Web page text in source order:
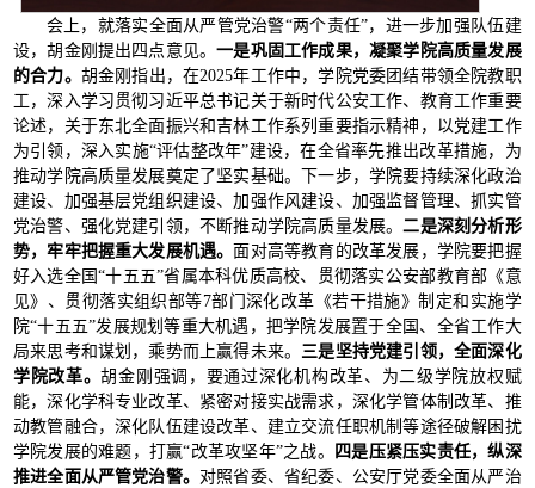
会上，就落实全面从严管党治警“两个责任”，进一步加强队伍建
设，胡金刚提出四点意见。一是巩固工作成果，凝聚学院高质量发展
的合力。 胡金刚指出，在2025年工作中，学院党委团结带领全院教职
工，深入学习贯彻习近平总书记关于新时代公安工作、教育工作重要
论述，关于东北全面振兴和吉林工作系列重要指示精神，以党建工作
为引领，深入实施“评估整改年”建设，在全省率先推出改革措施，为
推动学院高质量发展奠定了坚实基础。下一步，学院要持续深化政治
建设、加强基层党组织建设、加强作风建设、加强监督管理、抓实管
党治警、强化党建引领，不断推动学院高质量发展。二是深刻分析形
势，牢牢把握重大发展机遇。 面对高等教育的改革发展，学院要把握
好入选全国“十五五”省属本科优质高校、贯彻落实公安部教育部《意
见》、贯彻落实组织部等7部门深化改革《若干措施》制定和实施学
院“十五五”发展规划等重大机遇，把学院发展置于全国、全省工作大
局来思考和谋划，乘势而上赢得未来。 三是坚持党建引领，全面深化
学院改革。胡金刚强调，要通过深化机构改革、为二级学院放权赋
能，深化学科专业改革、紧密对接实战需求，深化学管体制改革、推
动教管融合，深化队伍建设改革、建立交流任职机制等途径破解困扰
学院发展的难题，打赢“改革攻坚年”之战。
四是压紧压实责任，纵深
推进全面从严管党治警。 对照省委、省纪委、公安厅党委全面从严治